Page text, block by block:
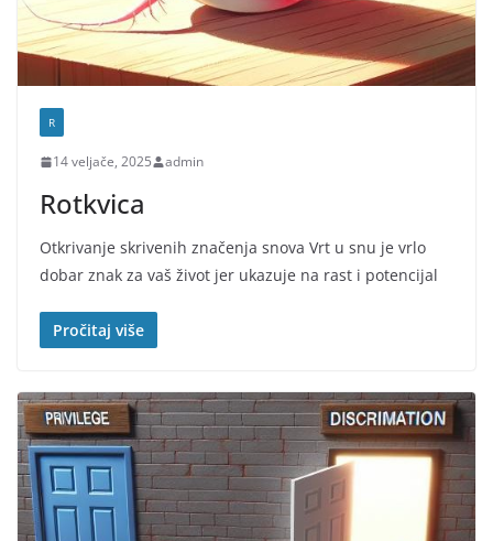
R
14 veljače, 2025 admin
Rotkvica
Otkrivanje skrivenih značenja snova Vrt u snu je vrlo
dobar znak za vaš život jer ukazuje na rast i potencijal
Pročitaj više